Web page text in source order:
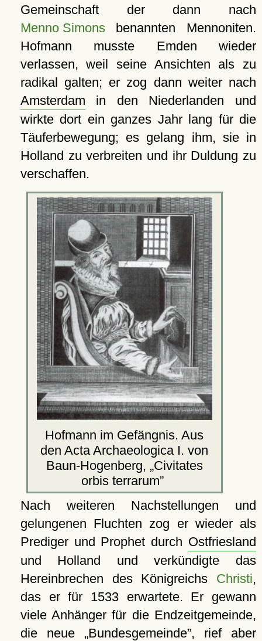
Gemeinschaft der dann nach
Menno Simonsbenannten Mennoniten.
Hofmann musste Emden wieder
verlassen, weil seine Ansichten als zu
radikal galten; er zog dann weiter nach
Amsterdam in den Niederlanden und
wirkte dort ein ganzes Jahr lang für die
Täuferbewegung; es gelang ihm, sie in
Holland zu verbreiten und ihr Duldung zu
verschaffen.
Hofmann im Gefängnis. Aus
den Acta Archaeologica I. von
Baun-Hogenberg, Civitates
orbis terrarum
Nach weiteren Nachstellungen und
gelungenen Fluchten zog er wieder als
Prediger und Prophet durch Ostfriesland
und Holland und verkündigte das
Hereinbrechen des Königreichs Christi,
das er für 1533 erwartete. Er gewann
viele Anhänger für die Endzeitgemeinde,
die neue
Bundesgemeinde , rief aber